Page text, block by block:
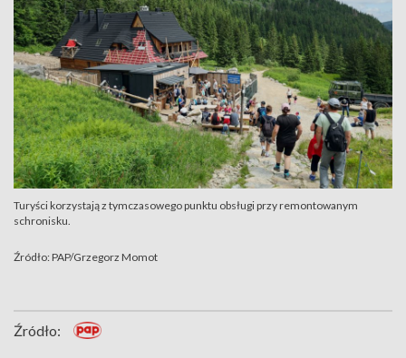
Turyści korzystają z tymczasowego punktu obsługi przy remontowanym
schronisku.
Źródło: PAP/Grzegorz Momot
Źródło: